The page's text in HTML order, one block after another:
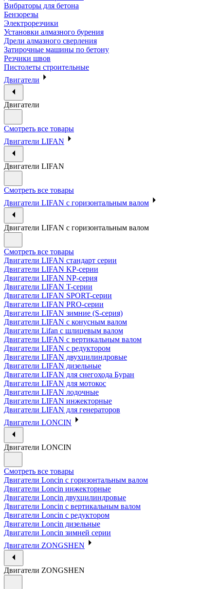
Вибраторы для бетона
Бензорезы
Электрорезчики
Установки алмазного бурения
Дрели алмазного сверления
Затирочные машины по бетону
Резчики швов
Пистолеты строительные
Двигатели
Двигатели
Смотреть все товары
Двигатели LIFAN
Двигатели LIFAN
Смотреть все товары
Двигатели LIFAN с горизонтальным валом
Двигатели LIFAN с горизонтальным валом
Смотреть все товары
Двигатели LIFAN стандарт серии
Двигатели LIFAN KP-серии
Двигатели LIFAN NP-серия
Двигатели LIFAN T-серии
Двигатели LIFAN SPORT-серии
Двигатели LIFAN PRO-серии
Двигатели LIFAN зимние (S-серия)
Двигатели LIFAN с конусным валом
Двигатели Lifan с шлицевым валом
Двигатели LIFAN с вертикальным валом
Двигатели LIFAN с редуктором
Двигатели LIFAN двухцилиндровые
Двигатели LIFAN дизельные
Двигатели LIFAN для снегохода Буран
Двигатели LIFAN для мотокос
Двигатели LIFAN лодочные
Двигатели LIFAN инжекторные
Двигатели LIFAN для генераторов
Двигатели LONCIN
Двигатели LONCIN
Смотреть все товары
Двигатели Loncin с горизонтальным валом
Двигатели Loncin инжекторные
Двигатели Loncin двухцилиндровые
Двигатели Loncin с вертикальным валом
Двигатели Loncin с редуктором
Двигатели Loncin дизельные
Двигатели Loncin зимней серии
Двигатели ZONGSHEN
Двигатели ZONGSHEN